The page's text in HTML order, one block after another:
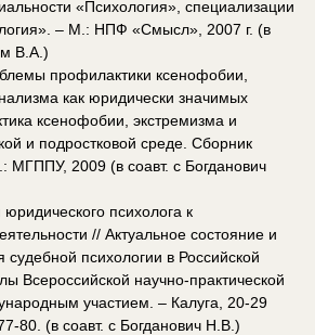
«Психология», специализации
– М.: НПФ «Смысл», 2007 г. (в
В.А.)
профилактики ксенофобии,
как юридически значимых
ксенофобии, экстремизма и
и подростковой среде. Сборник
МГППУ, 2009 (в соавт. с Богданович
психолога к
// Актуальное состояние и
судебной психологии в Российской
Всероссийской научно-практической
участием. – Калуга, 20-29
80. (в соавт. с Богданович Н.В.)